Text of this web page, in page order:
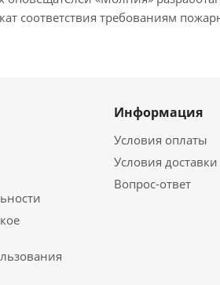
соответствия требованиям
Информация
Условия оплаты
Условия доставки
Вопрос-ответ